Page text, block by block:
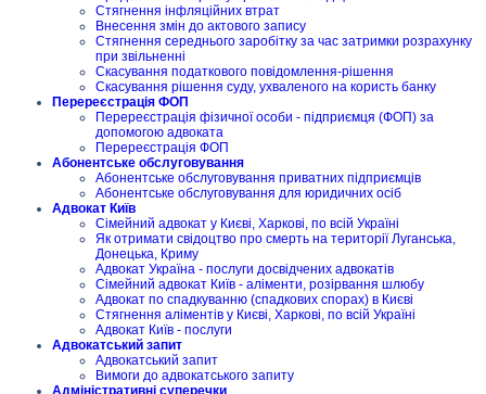
Стягнення інфляційних втрат
Внесення змін до актового запису
Стягнення середнього заробітку за час затримки розрахунку
при звільненні
Скасування податкового повідомлення-рішення
Скасування рішення суду, ухваленого на користь банку
Перереєстрація ФОП
Перереєстрація фізичної особи - підприємця (ФОП) за
допомогою адвоката
Перереєстрація ФОП
Абонентське обслуговування
Абонентське обслуговування приватних підприємців
Абонентське обслуговування для юридичних осіб
Адвокат Київ
Сімейний адвокат у Києві, Харкові, по всій Україні
Як отримати свідоцтво про смерть на території Луганська,
Донецька, Криму
Адвокат Україна - послуги досвідчених адвокатів
Сімейний адвокат Київ - аліменти, розірвання шлюбу
Адвокат по спадкуванню (спадкових спорах) в Києві
Стягнення аліментів у Києві, Харкові, по всій Україні
Адвокат Київ - послуги
Адвокатський запит
Адвокатський запит
Вимоги до адвокатського запиту